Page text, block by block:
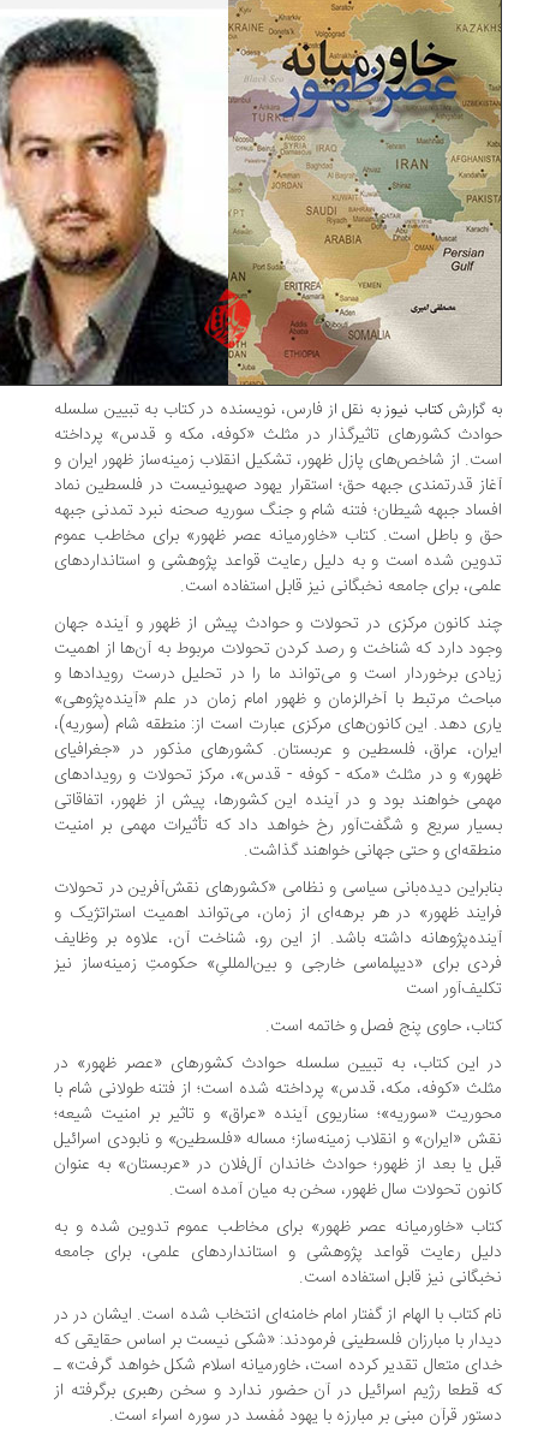
گزارش کتاب نیوز به نقل از فارس، نویسنده در کتاب به تبیین سلسله
کشورهای تاثیرگذار در مثلث «کوفه، مکه و قدس» پرداخته
از شاخص‌های پازل ظهور، تشکیل انقلاب زمینه‌ساز ظهور ایران و
قدرتمندی جبهه حق؛ استقرار یهود صهیونیست در فلسطین نماد
جبهه شیطان؛ فتنه شام و جنگ سوریه صحنه نبرد تمدنی جبهه
و باطل است. کتاب «خاورمیانه عصر ظهور» برای مخاطب عموم
شده است و به دلیل رعایت قواعد پژوهشی و استانداردهای
برای جامعه نخبگانی نیز قابل استفاده است.
کانون مرکزی در تحولات و حوادث پیش از ظهور و آینده جهان
دارد که شناخت و رصد کردن تحولات مربوط به آن‌ها از اهمیت
برخوردار است و می‌تواند ما را در تحلیل درست رویدادها و
مرتبط با آخرالزمان و ظهور امام زمان در علم «آینده‌پژوهی»
دهد. این کانون‌های مرکزی عبارت است از: منطقه شام (سوریه)،
عراق، فلسطین و عربستان. کشورهای مذکور در «جغرافیای
و در مثلث «مکه - کوفه - قدس»، مرکز تحولات و رویدادهای
خواهند بود و در آینده این کشورها، پیش از ظهور، اتفاقاتی
سریع و شگفت‌آور رخ خواهد داد که تأثیرات مهمی بر امنیت
و حتی جهانی خواهند گذاشت.
دیده‌‏بانی سیاسی و نظامی «کشورهای نقش‌آفرین در تحولات
ظهور» در هر برهه‌ای از زمان، می‌تواند اهمیت استراتژیک و
داشته باشد. از این رو، شناخت آن، علاوه بر وظایف
برای «دیپلماسی خارجی و بین‌المللیِ» حکومتِ زمینه‌ساز نیز
است
حاوی پنج فصل و خاتمه است.
این کتاب، به تبیین سلسله حوادث کشورهای «عصر ظهور» در
«کوفه، مکه، قدس» پرداخته شده است؛ از فتنه طولانی شام با
«سوریه»؛ سناریوی آینده «عراق» و تاثیر بر امنیت شیعه؛
«ایران» و انقلاب زمینه‌ساز؛ مساله «فلسطین» و نابودی اسرائیل
یا بعد از ظهور؛ حوادث خاندان آل‌فلان در «عربستان» به عنوان
تحولات سال ظهور، سخن به میان آمده است.
«خاورمیانه عصر ظهور» برای مخاطب عموم تدوین شده و به
رعایت قواعد پژوهشی و استانداردهای علمی، برای جامعه
نیز قابل استفاده است.
کتاب با الهام از گفتار امام خامنه‌ای انتخاب شده است. ایشان در در
با مبارزان فلسطینی فرمودند: «شکی نیست بر اساس حقایقی که
متعال تقدیر کرده است، خاورمیانه اسلام شکل خواهد گرفت» ـ
قطعا رژیم اسرائیل در آن حضور ندارد و سخن رهبری برگرفته از
قرآن مبنی بر مبارزه با یهود مُفسد در سوره اسراء است.